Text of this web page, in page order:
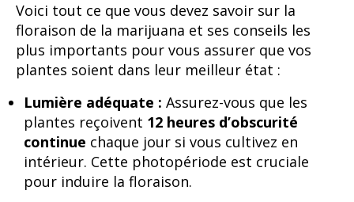
Voici tout ce que vous devez savoir sur la
floraison de la marijuana et ses conseils les
plus importants pour vous assurer que vos
plantes soient dans leur meilleur état :
Lumière adéquate : Assurez-vous que les
plantes reçoivent 12 heures d’obscurité
continue chaque jour si vous cultivez en
intérieur. Cette photopériode est cruciale
pour induire la floraison.